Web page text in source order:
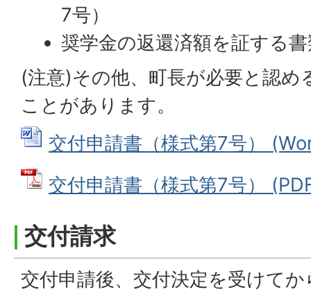
7号）
奨学金の返還済額を証する
(注意)その他、町長が必要と認め
ことがあります。
交付申請書（様式第7号）
交付申請書（様式第7号）
交付請求
交付申請後、交付決定を受けてか